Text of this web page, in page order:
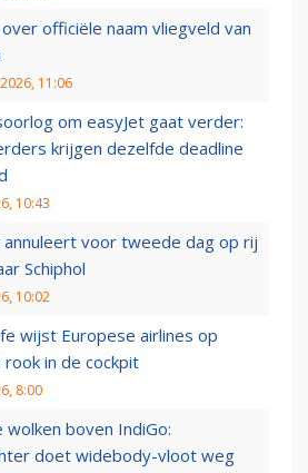
officiële naam vliegveld van
11:06
om easyJet gaat verder:
krijgen dezelfde deadline
10:43
annuleert voor tweede dag op rij
Schiphol
10:02
wijst Europese airlines op
rook in de cockpit
8:00
wolken boven IndiGo:
doet widebody-vloot weg